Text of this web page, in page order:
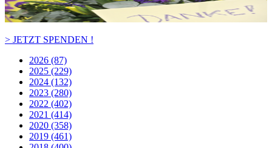
> JETZT SPENDEN !
2026 (87)
2025 (229)
2024 (132)
2023 (280)
2022 (402)
2021 (414)
2020 (358)
2019 (461)